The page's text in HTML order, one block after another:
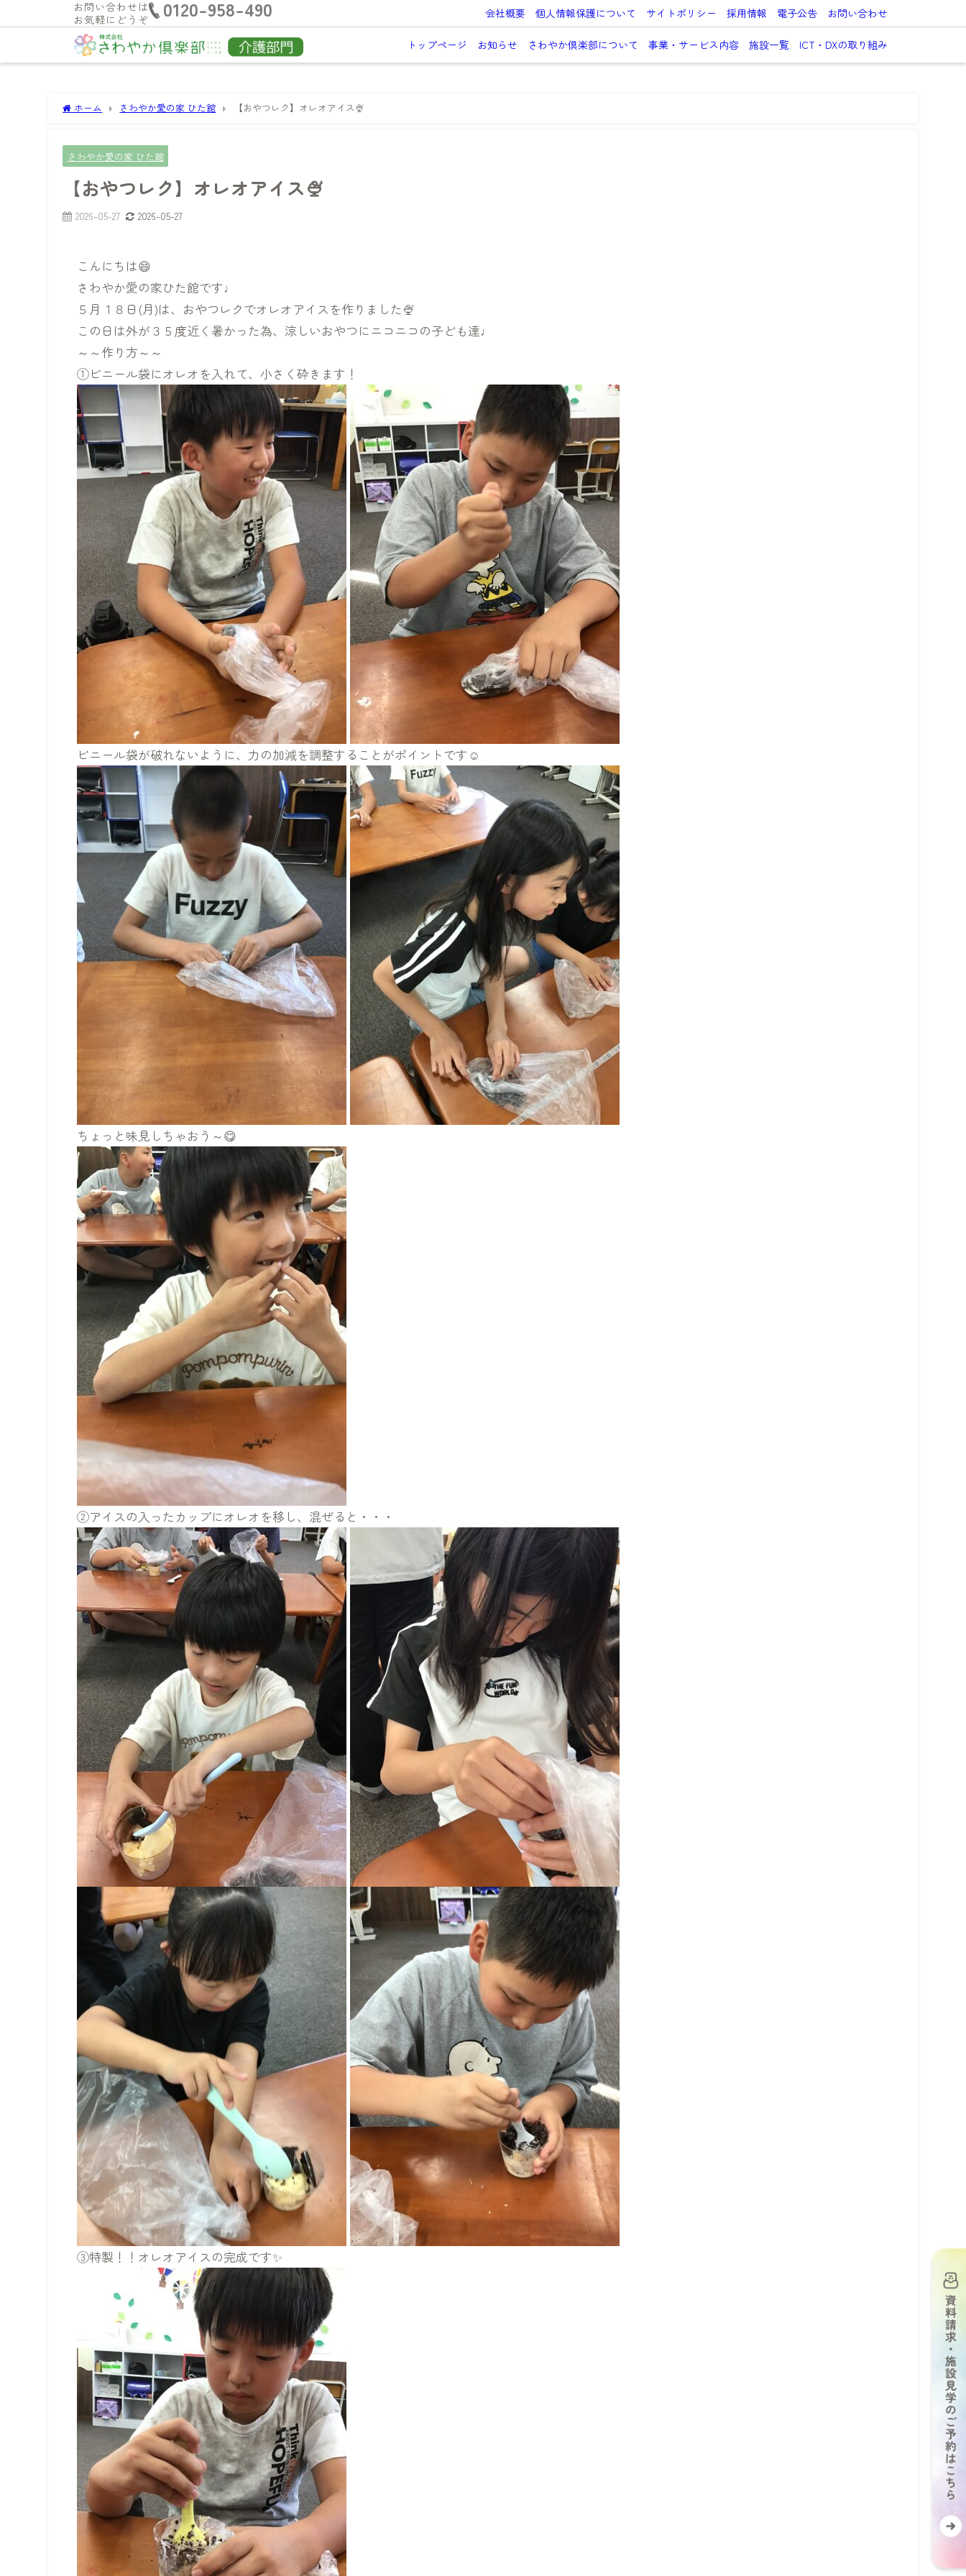
お問い合わせは
お気軽にどうぞ
0120-958-490 会社概要 個人情報保護について サイトポリシー 採用情報 電子公告 お問い合わせ
トップページ お知らせ さわやか倶楽部について 事業・サービス内容 施設一覧 ICT・DXの取り組み
ホーム さわやか愛の家 ひた館 【おやつレク】オレオアイス🍨
さわやか愛の家 ひた館
【おやつレク】オレオアイス🍨
2026-05-27 2026-05-27
こんにちは😄
さわやか愛の家ひた館です♩
５月１８日(月)は、おやつレクでオレオアイスを作りました🍨
この日は外が３５度近く暑かった為、涼しいおやつにニコニコの子ども達♩
～～作り方～～
①ビニール袋にオレオを入れて、小さく砕きます！
ビニール袋が破れないように、力の加減を調整することがポイントです☺
ちょっと味見しちゃおう～😋
②アイスの入ったカップにオレオを移し、混ぜると・・・
③特製！！オレオアイスの完成です✨